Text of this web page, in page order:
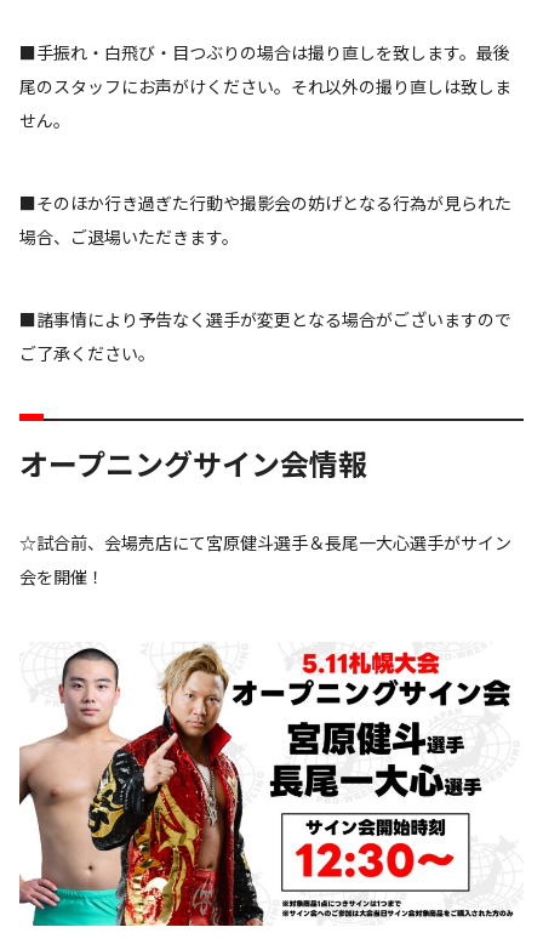
■手振れ・白飛び・目つぶりの場合は撮り直しを致します。最後
尾のスタッフにお声がけください。それ以外の撮り直しは致しま
せん。
■そのほか行き過ぎた行動や撮影会の妨げとなる行為が見られた
場合、ご退場いただきます。
■諸事情により予告なく選手が変更となる場合がございますので
ご了承ください。
オープニングサイン会情報
☆試合前、会場売店にて宮原健斗選手＆長尾一大心選手がサイン
会を開催！